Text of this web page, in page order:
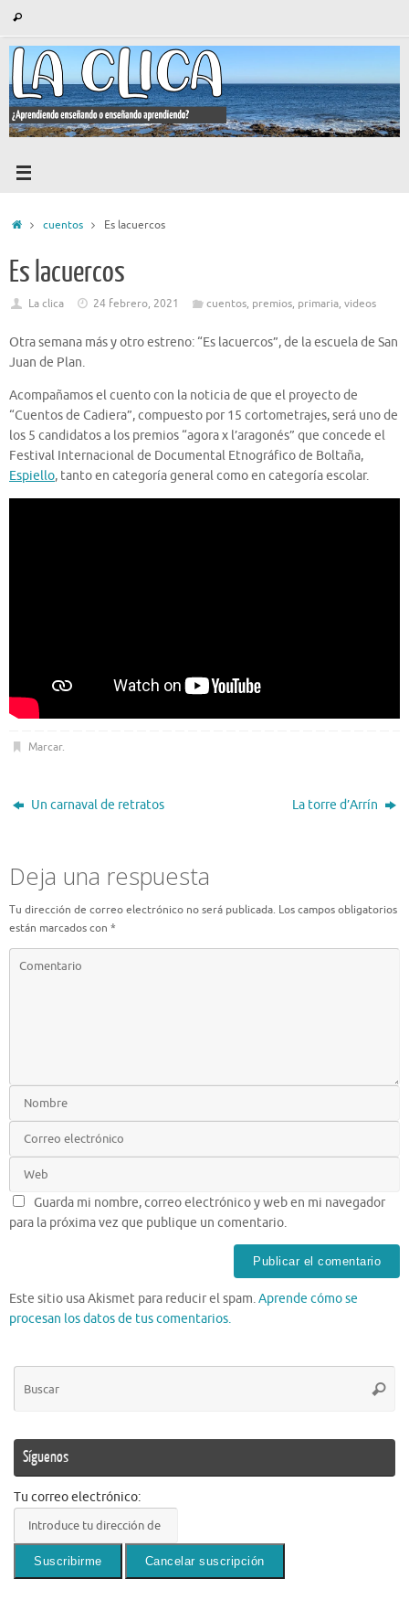
contenido
Buscar
Iniciocuentos Es lacuercos
Es lacuercos
La clica 24 febrero, 2021 cuentos, premios, primaria, videos
Otra semana más y otro estreno: “Es lacuercos”, de la escuela de San
Juan de Plan.
Acompañamos el cuento con la noticia de que el proyecto de
“Cuentos de Cadiera”, compuesto por 15 cortometrajes, será uno de
los 5 candidatos a los premios “agora x l’aragonés” que concede el
Festival Internacional de Documental Etnográfico de Boltaña,
Espiello, tanto en categoría general como en categoría escolar.
Marcar.
Un carnaval de retratos La torre d’Arrín
Deja una respuesta
Tu dirección de correo electrónico no será publicada. Los campos obligatorios
están marcados con *
Guarda mi nombre, correo electrónico y web en mi navegador
para la próxima vez que publique un comentario.
Este sitio usa Akismet para reducir el spam.Aprende cómo se
procesan los datos de tus comentarios.
Síguenos
Tu correo electrónico: